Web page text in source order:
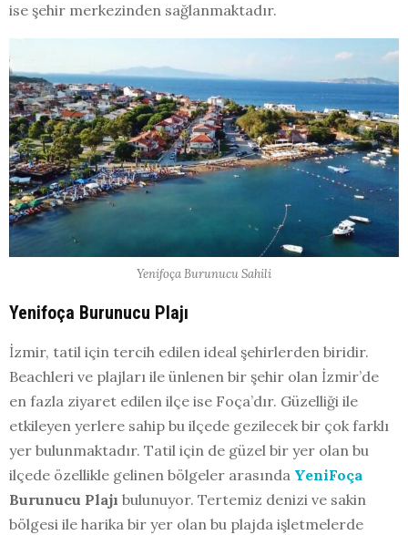
ise şehir merkezinden sağlanmaktadır.
Yenifoça Burunucu Sahili
Yenifoça Burunucu Plajı
İzmir, tatil için tercih edilen ideal şehirlerden biridir.
Beachleri ve plajları ile ünlenen bir şehir olan İzmir’de
en fazla ziyaret edilen ilçe ise Foça’dır. Güzelliği ile
etkileyen yerlere sahip bu ilçede gezilecek bir çok farklı
yer bulunmaktadır. Tatil için de güzel bir yer olan bu
ilçede özellikle gelinen bölgeler arasında YeniFoça
Burunucu Plajı bulunuyor. Tertemiz denizi ve sakin
bölgesi ile harika bir yer olan bu plajda işletmelerde